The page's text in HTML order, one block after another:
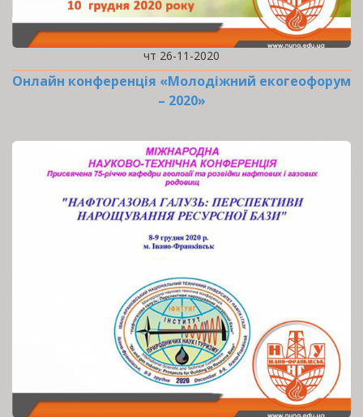
чт 26-11-2020
Онлайн конференція «Молодіжний екогеофорум
– 2020»